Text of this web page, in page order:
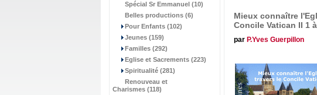
Spécial Sr Emmanuel (10)
Belles productions (6)
Pour Enfants (102)
Jeunes (159)
Familles (292)
Eglise et Sacrements (223)
Spiritualité (281)
Renouveau et
Charismes (118)
Mieux connaître
Concile Vatican II 1
par P.Yves Guerpillon